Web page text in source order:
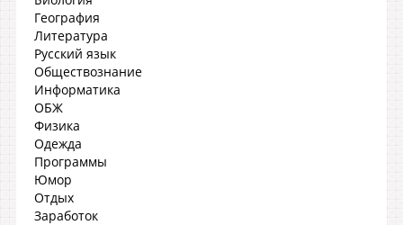
География
Литература
Русский язык
Обществознание
Информатика
ОБЖ
Физика
Одежда
Программы
Юмор
Отдых
Заработок